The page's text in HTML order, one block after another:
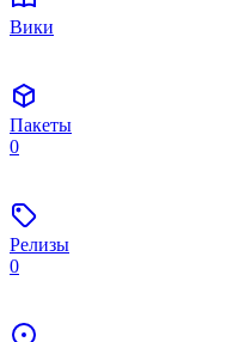
Вики
Пакеты
0
Релизы
0